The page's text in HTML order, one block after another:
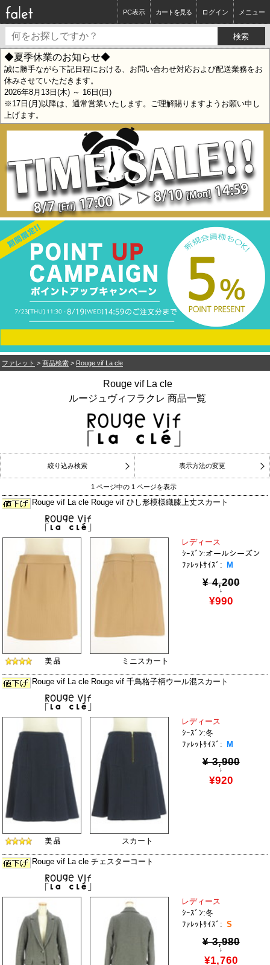
ログイン メニュー
カートを見る
PC表示
◆夏季休業のお知らせ◆
誠に勝手ながら下記日程における、お問い合わせ対応および配送業務をお
休みさせていただきます。
2026年8月13日(木) ～ 16日(日)
※17日(月)以降は、通常営業いたします。ご理解賜りますようお願い申し
上げます。
ファレット > 商品検索 > Rouge vif La cle
Rouge vif La cle
ルージュヴィフラクレ 商品一覧
絞り込み検索 表示方法の変更
1 ページ中の 1 ページを表示
Rouge vif La cle Rouge vif ひし形模様織膝上丈スカート
レディース
ｼｰｽﾞﾝ:オールシーズン
ﾌｧﾚｯﾄｻｲｽﾞ:
M
¥ 4,200
↓
¥990
ミニスカート
Rouge vif La cle Rouge vif 千鳥格子柄ウール混スカート
レディース
ｼｰｽﾞﾝ:冬
ﾌｧﾚｯﾄｻｲｽﾞ:
M
¥ 3,900
↓
¥920
スカート
Rouge vif La cle チェスターコート
レディース
ｼｰｽﾞﾝ:冬
ﾌｧﾚｯﾄｻｲｽﾞ: S
¥ 3,980
↓
¥1,760